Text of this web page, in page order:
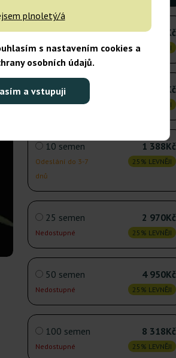
plnoletý/á
s nastavením cookies a
osobních údajů.
a vstupuji
3 semena
Odeslání do 24h
472Kč
25% LEVNĚJI
5 semen
Odeslání do 24h
795Kč
25% LEVNĚJI
10 semen
Odeslání do 3-7
dnů
1 388Kč
25% LEVNĚJI
25 semen
Nedostupné
2 970Kč
25% LEVNĚJI
50 semen
Nedostupné
4 950Kč
25% LEVNĚJI
100 semen
Nedostupné
8 318Kč
25% LEVNĚJI